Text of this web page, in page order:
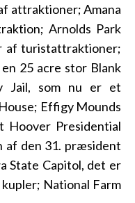
attraktioner; Amana
Arnolds Park
af turistattraktioner;
25 acre stor Blank
Jail, som nu er et
Effigy Mounds
Hoover Presidential
af den 31. præsident
State Capitol, det er
National Farm